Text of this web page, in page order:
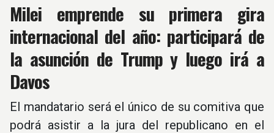
Milei emprende su primera gira
internacional del año: participará de
la asunción de Trump y luego irá a
Davos
El mandatario será el único de su comitiva que
podrá asistir a la jura del republicano en el